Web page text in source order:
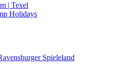
| Texel
Holidays
Spieleland